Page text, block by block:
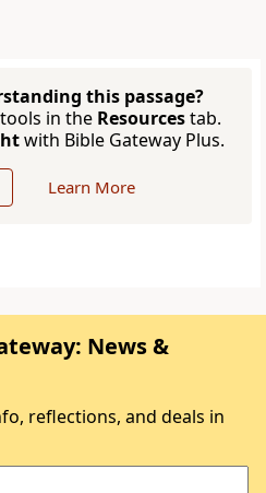
this passage?
in the Resourcestab.
with Bible Gateway Plus.
Learn More
News &
reflections, and deals in